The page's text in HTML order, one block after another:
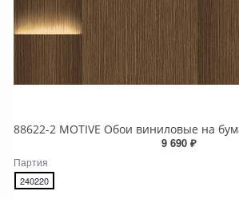
9 690 ₽
Партия
240220